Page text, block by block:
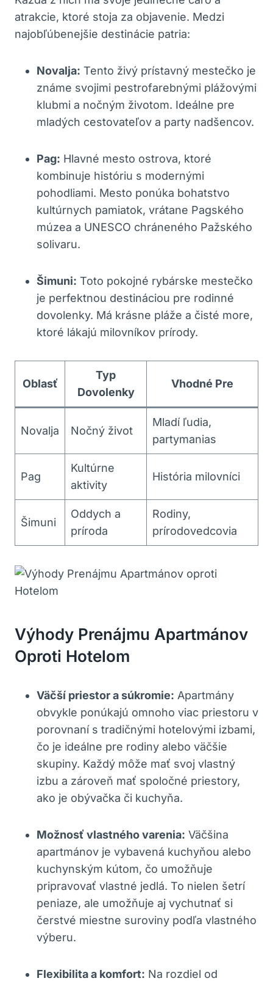
atrakcie, ktoré stoja za objavenie. Medzi
najobľúbenejšie destinácie patria:
Novalja: Tento živý prístavný mestečko je
známe svojimi pestrofarebnými plážovými
klubmi a nočným životom. Ideálne pre
mladých cestovateľov a party nadšencov.
Pag: Hlavné mesto ostrova, ktoré
kombinuje históriu s modernými
pohodliami. Mesto ponúka bohatstvo
kultúrnych pamiatok, vrátane Pagského
múzea a UNESCO chráneného Pažského
solivaru.
Šimuni: Toto pokojné rybárske mestečko
je perfektnou destináciou pre rodinné
dovolenky. Má krásne pláže a čisté more,
ktoré lákajú milovníkov prírody.
Oblasť
Typ
Dovolenky
Vhodné Pre
Novalja Nočný život
Mladí ľudia,
partymanias
Pag
Kultúrne
aktivity
História milovníci
Šimuni
Oddych a
príroda
Rodiny,
prírodovedcovia
Výhody Prenájmu Apartmánov
Oproti Hotelom
Väčší priestor a súkromie: Apartmány
obvykle ponúkajú omnoho viac priestoru v
porovnaní s tradičnými hotelovými izbami,
čo je ideálne pre rodiny alebo väčšie
skupiny. Každý môže mať svoj vlastný
izbu a zároveň mať spoločné priestory,
ako je obývačka či kuchyňa.
Možnosť vlastného varenia: Väčšina
apartmánov je vybavená kuchyňou alebo
kuchynským kútom, čo umožňuje
pripravovať vlastné jedlá. To nielen šetrí
peniaze, ale umožňuje aj vychutnať si
čerstvé miestne suroviny podľa vlastného
výberu.
Flexibilita a komfort: Na rozdiel od